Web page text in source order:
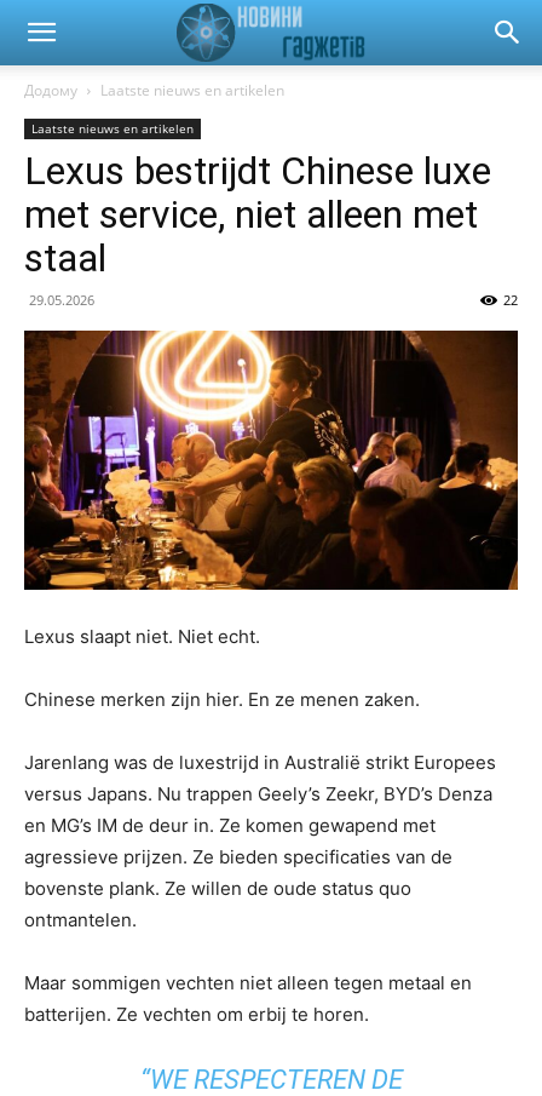
Biscont:
Autonieuws,
Expertbeoordelingen
Marktanalyse
Додому Laatste nieuws en artikelen
Laatste nieuws en artikelen
Lexus bestrijdt Chinese luxe
met service, niet alleen met
staal
29.05.2026 22
Lexus slaapt niet. Niet echt.
Chinese merken zijn hier. En ze menen zaken.
Jarenlang was de luxestrijd in Australië strikt Europees
versus Japans. Nu trappen Geely’s Zeekr, BYD’s Denza
en MG’s IM de deur in. Ze komen gewapend met
agressieve prijzen. Ze bieden specificaties van de
bovenste plank. Ze willen de oude status quo
ontmantelen.
Maar sommigen vechten niet alleen tegen metaal en
batterijen. Ze vechten om erbij te horen.
“WE RESPECTEREN DE